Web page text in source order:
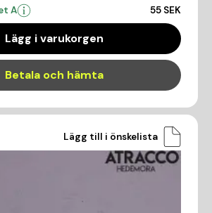
A 55 SEK
Lägg i varukorgen
Betala och hämta
Lägg till i önskelista